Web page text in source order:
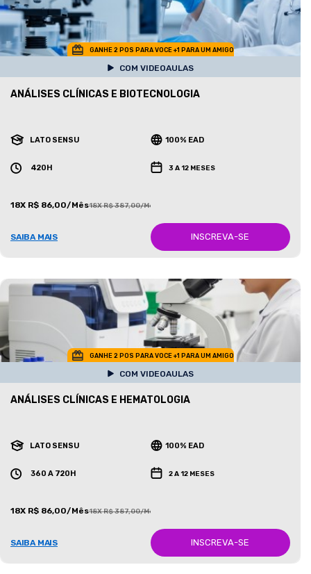
GANHE 2 POS PARA VOCE +1 PARA UM AMIGO
COM VIDEOAULAS
ANÁLISES CLÍNICAS E BIOTECNOLOGIA
LATO SENSU 100% EAD
420H 3 A 12 MESES
18X R$ 86,00/Mês18X R$ 387,00/Mês
SAIBA MAIS INSCREVA-SE
GANHE 2 POS PARA VOCE +1 PARA UM AMIGO
COM VIDEOAULAS
ANÁLISES CLÍNICAS E HEMATOLOGIA
LATO SENSU 100% EAD
360 A 720H 2 A 12 MESES
18X R$ 86,00/Mês18X R$ 387,00/Mês
SAIBA MAIS INSCREVA-SE